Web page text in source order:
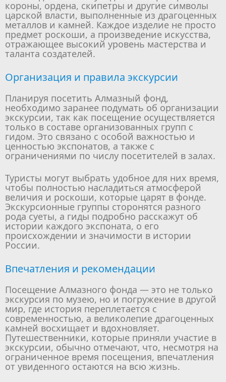
короны, ордена, скипетры и другие символы
царской власти, выполненные из драгоценных
металлов и камней. Каждое изделие не просто
предмет роскоши, а произведение искусства,
отражающее высокий уровень мастерства и
таланта создателей.
Организация и правила экскурсии
Планируя посетить Алмазный фонд,
необходимо заранее подумать об организации
экскурсии, так как посещение осуществляется
только в составе организованных групп с
гидом. Это связано с особой важностью и
ценностью экспонатов, а также с
ограничениями по числу посетителей в залах.
Туристы могут выбрать удобное для них время,
чтобы полностью насладиться атмосферой
величия и роскоши, которые царят в фонде.
Экскурсионные группы сторонятся разного
рода суеты, а гиды подробно расскажут об
истории каждого экспоната, о его
происхождении и значимости в истории
России.
Впечатления и рекомендации
Посещение Алмазного фонда — это не только
экскурсия по музею, но и погружение в другой
мир, где история переплетается с
современностью, а великолепие драгоценных
камней восхищает и вдохновляет.
Путешественники, которые приняли участие в
экскурсии, обычно отмечают, что, несмотря на
ограниченное время посещения, впечатления
от увиденного остаются на всю жизнь.